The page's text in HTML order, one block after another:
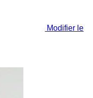
Modifier le